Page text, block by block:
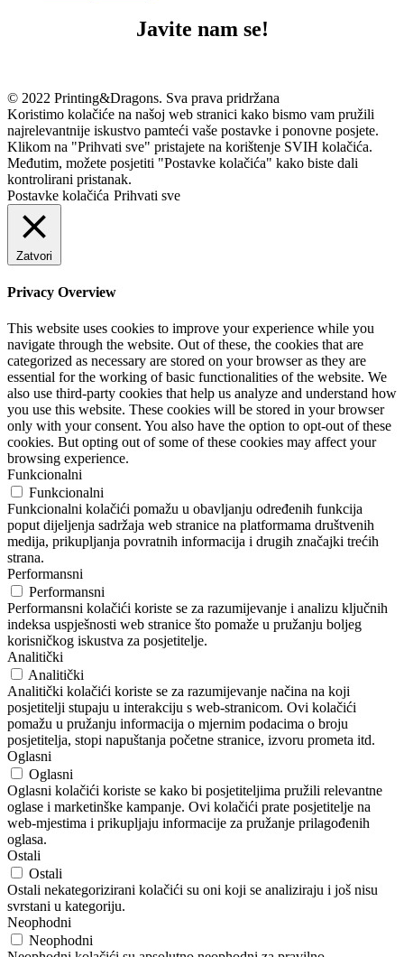
Javite nam se!
© 2022 Printing&Dragons. Sva prava pridržana
Koristimo kolačiće na našoj web stranici kako bismo vam pružili
najrelevantnije iskustvo pamteći vaše postavke i ponovne posjete.
Klikom na "Prihvati sve" pristajete na korištenje SVIH kolačića.
Međutim, možete posjetiti "Postavke kolačića" kako biste dali
kontrolirani pristanak.
Postavke kolačića Prihvati sve
Zatvori
Privacy Overview
This website uses cookies to improve your experience while you
navigate through the website. Out of these, the cookies that are
categorized as necessary are stored on your browser as they are
essential for the working of basic functionalities of the website. We
also use third-party cookies that help us analyze and understand how
you use this website. These cookies will be stored in your browser
only with your consent. You also have the option to opt-out of these
cookies. But opting out of some of these cookies may affect your
browsing experience.
Funkcionalni
Funkcionalni
Funkcionalni kolačići pomažu u obavljanju određenih funkcija
poput dijeljenja sadržaja web stranice na platformama društvenih
medija, prikupljanja povratnih informacija i drugih značajki trećih
strana.
Performansni
Performansni
Performansni kolačići koriste se za razumijevanje i analizu ključnih
indeksa uspješnosti web stranice što pomaže u pružanju boljeg
korisničkog iskustva za posjetitelje.
Analitički
Analitički
Analitički kolačići koriste se za razumijevanje načina na koji
posjetitelji stupaju u interakciju s web-stranicom. Ovi kolačići
pomažu u pružanju informacija o mjernim podacima o broju
posjetitelja, stopi napuštanja početne stranice, izvoru prometa itd.
Oglasni
Oglasni
Oglasni kolačići koriste se kako bi posjetiteljima pružili relevantne
oglase i marketinške kampanje. Ovi kolačići prate posjetitelje na
web-mjestima i prikupljaju informacije za pružanje prilagođenih
oglasa.
Ostali
Ostali
Ostali nekategorizirani kolačići su oni koji se analiziraju i još nisu
svrstani u kategoriju.
Neophodni
Neophodni